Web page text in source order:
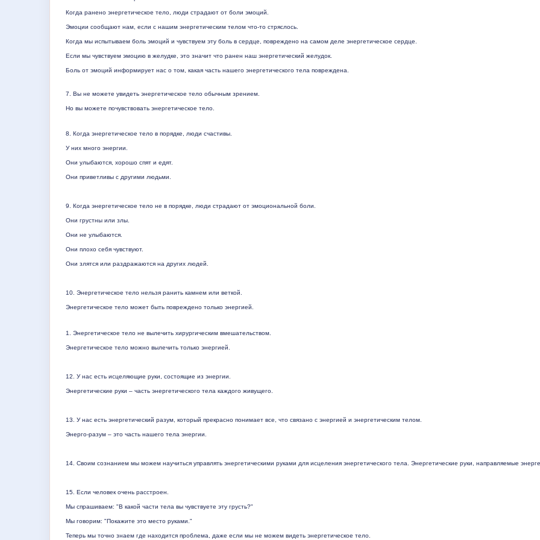
Когда ранено энергетическое тело, люди страдают от боли эмоций.
Эмоции сообщают нам, если с нашим энергетическим телом что-то стряслось.
Когда мы испытываем боль эмоций и чувствуем эту боль в сердце, повреждено на самом деле энергетическое сердце.
Если мы чувствуем эмоцию в желудке, это значит что ранен наш энергетический желудок.
Боль от эмоций информирует нас о том, какая часть нашего энергетического тела повреждена.
7. Вы не можете увидеть энергетическое тело обычным зрением.
Но вы можете почувствовать энергетическое тело.
8. Когда энергетическое тело в порядке, люди счастивы.
У них много энергии.
Они улыбаются, хорошо спят и едят.
Они приветливы с другими людьми.
9. Когда энергетическое тело не в порядке, люди страдают от эмоциональной боли.
Они грустны или злы.
Они не улыбаются.
Они плохо себя чувствуют.
Они злятся или раздражаются на других людей.
10. Энергетическое тело нельзя ранить камнем или веткой.
Энергетическое тело может быть повреждено только энергией.
1. Энергетическое тело не вылечить хирургическим вмешательством.
Энергетическое тело можно вылечить только энергией.
12. У нас есть исцеляющие руки, состоящие из энергии.
Энергетические руки – часть энергетического тела каждого живущего
13. У нас есть энергетический разум, который прекрасно понимает все, что связано с энергией и энергетическим телом.
Энерго-разум – это часть нашего тела энергии
14. Своим сознанием мы можем научиться управлять энергетическими руками для исцеления энергетического тела. Энергетические руки, направляемые
15. Если человек очень расстроен.
Мы спрашиваем: "В какой части тела вы чувствуете эту грусть?"
Мы говорим: "Покажите это место руками."
Теперь мы точно знаем где находится проблема, даже если мы не можем видеть энергетическое тело.